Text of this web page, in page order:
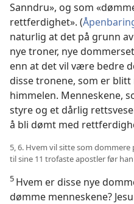
Sanndru», og som
rettferdighet». (
naturlig at det på grunn
nye troner, nye
enn at det vil være bedre
disse tronene, som er
himmelen. Menneskene,
styre og et dårlig
å bli dømt med
5, 6. Hvem vil sitte som dommere
til sine 11 trofaste apostler før
5 Hvem er disse nye
dømme menneskene?